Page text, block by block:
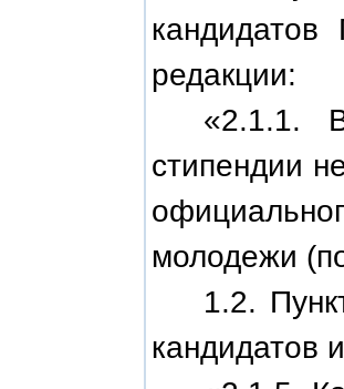
редакции:
«2.1.1.
стипендии
молодежи
1.2.
кандидатов